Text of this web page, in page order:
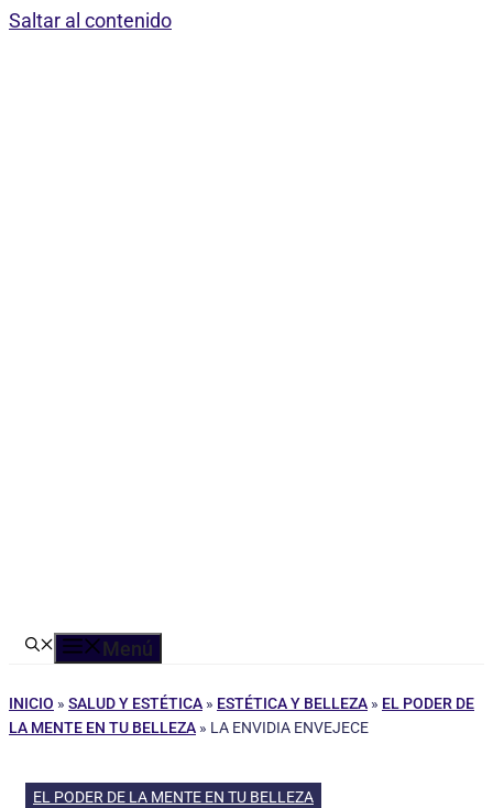
Saltar al contenido
Menú
INICIO » SALUD Y ESTÉTICA » ESTÉTICA Y BELLEZA » EL PODER DE
LA MENTE EN TU BELLEZA » LA ENVIDIA ENVEJECE
EL PODER DE LA MENTE EN TU BELLEZA